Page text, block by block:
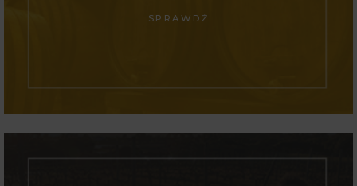
SPRAWDŹ